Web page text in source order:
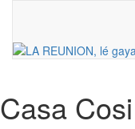
Casa Cosi